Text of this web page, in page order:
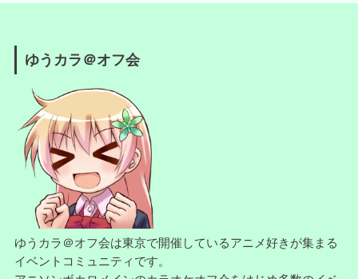
ゆうカラ＠オフ会
ゆうカラ＠オフ会は東京で開催しているアニメ好きが集まる
イベントコミュニティです。